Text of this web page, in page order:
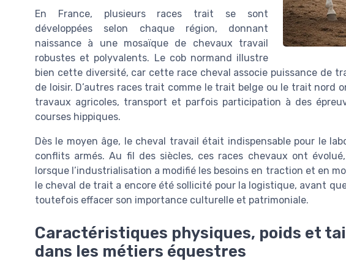
En France, plusieurs races trait se sont
développées selon chaque région, donnant
naissance à une mosaïque de chevaux travail
robustes et polyvalents. Le cob normand illustre
bien cette diversité, car cette race cheval associe puissance de
de loisir. D’autres races trait comme le trait belge ou le trait nord
travaux agricoles, transport et parfois participation à des
courses hippiques.
Dès le moyen âge, le cheval travail était indispensable pour le
conflits armés. Au fil des siècles, ces races chevaux ont
lorsque l’industrialisation a modifié les besoins en traction et en
le cheval de trait a encore été sollicité pour la logistique, avant
toutefois effacer son importance culturelle et patrimoniale.
Caractéristiques physiques, poids et
dans les métiers équestres